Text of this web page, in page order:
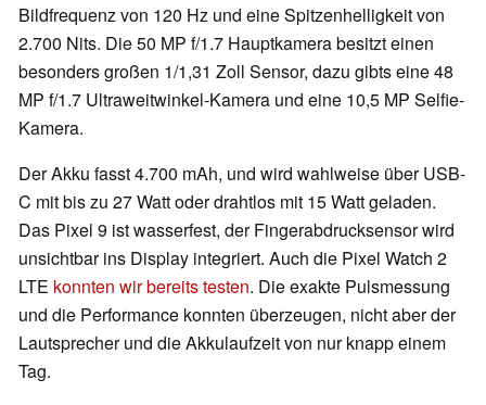
Bildfrequenz von 120 Hz und eine Spitzenhelligkeit von
2.700 Nits. Die 50 MP f/1.7 Hauptkamera besitzt einen
besonders großen 1/1,31 Zoll Sensor, dazu gibts eine 48
MP f/1.7 Ultraweitwinkel-Kamera und eine 10,5 MP Selfie-
Kamera.
Der Akku fasst 4.700 mAh, und wird wahlweise über USB-
C mit bis zu 27 Watt oder drahtlos mit 15 Watt geladen.
Das Pixel 9 ist wasserfest, der Fingerabdrucksensor wird
unsichtbar ins Display integriert. Auch die Pixel Watch 2
LTE konnten wir bereits testen. Die exakte Pulsmessung
und die Performance konnten überzeugen, nicht aber der
Lautsprecher und die Akkulaufzeit von nur knapp einem
Tag.